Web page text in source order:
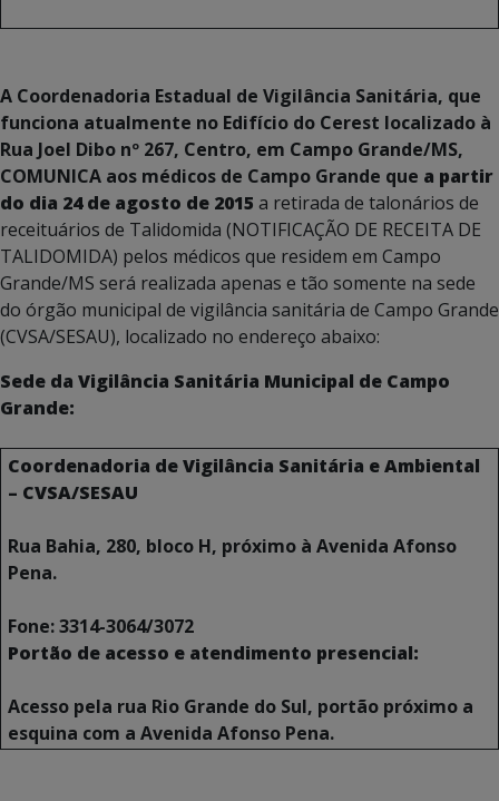
A Coordenadoria Estadual de Vigilância Sanitária, que
funciona atualmente no Edifício do Cerest localizado à
Rua Joel Dibo nº 267, Centro, em Campo Grande/MS,
COMUNICA aos médicos de Campo Grande que a partir
do dia 24 de agosto de 2015 a retirada de talonários de
receituários de Talidomida (NOTIFICAÇÃO DE RECEITA DE
TALIDOMIDA) pelos médicos que residem em Campo
Grande/MS será realizada apenas e tão somente na sede
do órgão municipal de vigilância sanitária de Campo Grande
(CVSA/SESAU), localizado no endereço abaixo:
Sede da Vigilância Sanitária Municipal de Campo
Grande:
Coordenadoria de Vigilância Sanitária e Ambiental
– CVSA/SESAU
Rua Bahia, 280, bloco H, próximo à Avenida Afonso
Pena.
Fone: 3314-3064/3072
Portão de acesso e atendimento presencial:
Acesso pela rua Rio Grande do Sul, portão próximo a
esquina com a Avenida Afonso Pena.